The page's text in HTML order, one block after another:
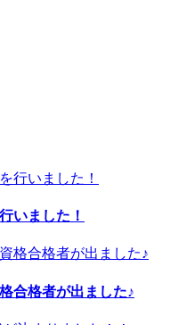
いました！
合格者が出ました♪